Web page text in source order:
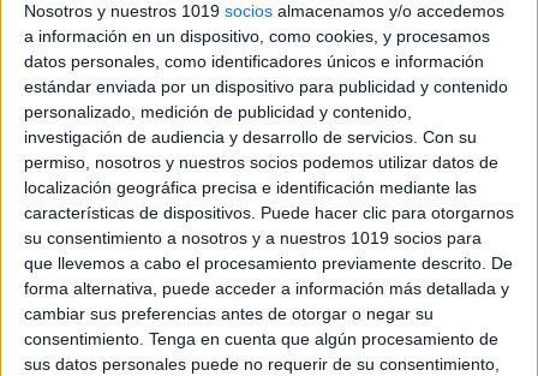
Nosotros y nuestros 1019 socios almacenamos y/o accedemos
a información en un dispositivo, como cookies, y procesamos
datos personales, como identificadores únicos e información
estándar enviada por un dispositivo para publicidad y contenido
personalizado, medición de publicidad y contenido,
investigación de audiencia y desarrollo de servicios. Con su
permiso, nosotros y nuestros socios podemos utilizar datos de
localización geográfica precisa e identificación mediante las
características de dispositivos. Puede hacer clic para otorgarnos
su consentimiento a nosotros y a nuestros 1019 socios para
que llevemos a cabo el procesamiento previamente descrito. De
forma alternativa, puede acceder a información más detallada y
cambiar sus preferencias antes de otorgar o negar su
consentimiento. Tenga en cuenta que algún procesamiento de
sus datos personales puede no requerir de su consentimiento,